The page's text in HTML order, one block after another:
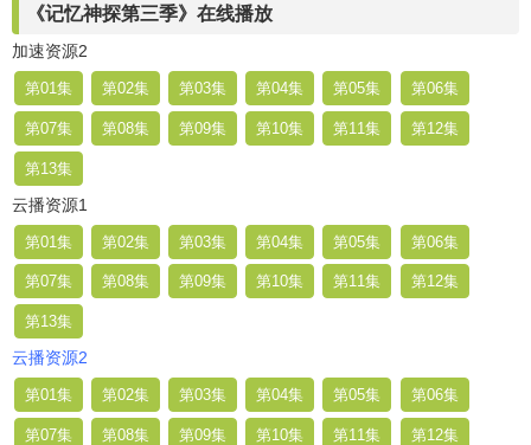
《记忆神探第三季》在线播放
加速资源2
第01集 第02集 第03集 第04集 第05集 第06集
第07集 第08集 第09集 第10集 第11集 第12集
第13集
云播资源1
第01集 第02集 第03集 第04集 第05集 第06集
第07集 第08集 第09集 第10集 第11集 第12集
第13集
云播资源2
第01集 第02集 第03集 第04集 第05集 第06集
第07集 第08集 第09集 第10集 第11集 第12集